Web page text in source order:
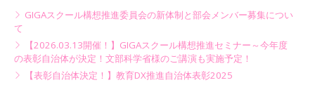
GIGAスクール構想推進委員会の新体制と部会メンバー募集につい
て
【2026.03.13開催！】GIGAスクール構想推進セミナー～今年度
の表彰自治体が決定！文部科学省様のご講演も実施予定！
【表彰自治体決定！】教育DX推進自治体表彰2025